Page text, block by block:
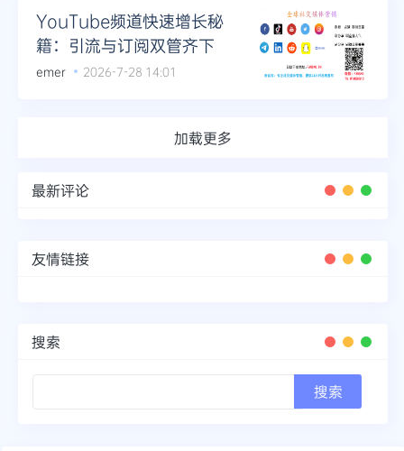
YouTube频道快速增长秘
籍：引流与订阅双管齐下
emer 2026-7-28 14:01
加载更多
最新评论
友情链接
搜索